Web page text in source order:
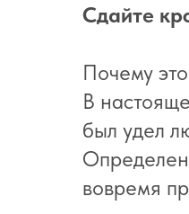
Сдайте
Почему
В
был удел
вовремя